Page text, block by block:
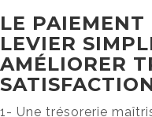
LE
LEVIER
AMÉLIORER
1- Une trésorerie